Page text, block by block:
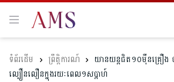
ព្រឹត្តិការណ៍
យានយន្តជិត១០ម៉ឺនគ្រឿង ប
ល្បឿនលឿនក្នុងរយៈពេល១សប្តាហ៍